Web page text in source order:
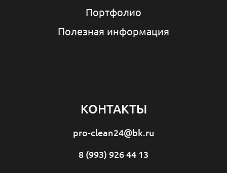
Портфолио
Полезная информация
КОНТАКТЫ
pro-clean24@bk.ru
8 (993) 926 44 13